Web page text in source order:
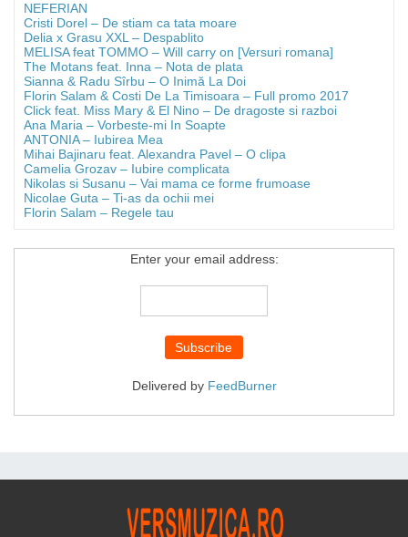
NEFERIAN
Cristi Dorel – De stiam ca tata moare
Delia x Grasu XXL – Despablito
MELISA feat TOMMO – Will carry on [Versuri romana]
The Motans feat. Inna – Nota de plata
Sianna & Radu Sîrbu – O Inimă La Doi
Florin Salam & Costi De La Timisoara – Full promo 2017
Click feat. Miss Mary & El Nino – De dragoste si razboi
Ana Maria – Vorbeste-mi In Soapte
ANTONIA – Iubirea Mea
Mihai Bajinaru feat. Alexandra Pavel – O clipa
Camelia Grozav – Iubire complicata
Nikolas si Susanu – Vai mama ce forme frumoase
Nicolae Guta – Ti-as da ochii mei
Florin Salam – Regele tau
Enter your email address:
Delivered by FeedBurner